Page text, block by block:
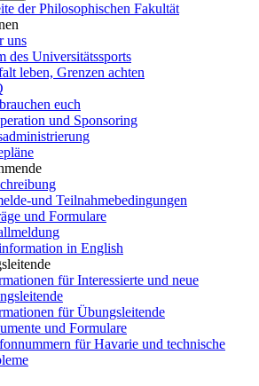
der Philosophischen Fakultät
uns
des Universitätssports
leben, Grenzen achten
euch
und Sponsoring
und Teilnahmebedingungen
und Formulare
in English
für Interessierte und neue
für Übungsleitende
und Formulare
für Havarie und technische